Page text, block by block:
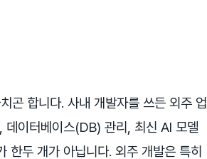
곤 합니다. 사내 개발자를 쓰든 외주 업
데이터베이스(DB) 관리, 최신 AI 모델
두 개가 아닙니다. 외주 개발은 특히